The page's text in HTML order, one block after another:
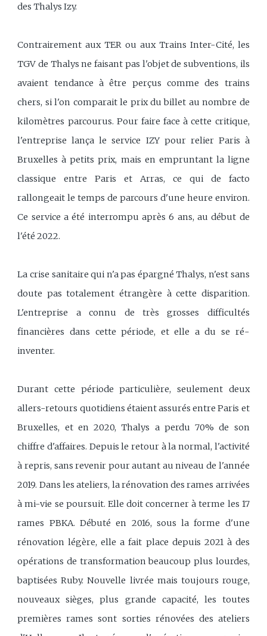
des Thalys Izy.
Contrairement aux TER ou aux Trains Inter-Cité, les
TGV de Thalys ne faisant pas l'objet de subventions, ils
avaient tendance à être perçus comme des trains
chers, si l'on comparait le prix du billet au nombre de
kilomètres parcourus. Pour faire face à cette critique,
l'entreprise lança le service IZY pour relier Paris à
Bruxelles à petits prix, mais en empruntant la ligne
classique entre Paris et Arras, ce qui de facto
rallongeait le temps de parcours d'une heure environ.
Ce service a été interrompu après 6 ans, au début de
l'été 2022.
La crise sanitaire qui n'a pas épargné Thalys, n'est sans
doute pas totalement étrangère à cette disparition.
L'entreprise a connu de très grosses difficultés
financières dans cette période, et elle a du se ré-
inventer.
Durant cette période particulière, seulement deux
allers-retours quotidiens étaient assurés entre Paris et
Bruxelles, et en 2020, Thalys a perdu 70% de son
chiffre d'affaires. Depuis le retour à la normal, l'activité
à repris, sans revenir pour autant au niveau de l'année
2019. Dans les ateliers, la rénovation des rames arrivées
à mi-vie se poursuit. Elle doit concerner à terme les 17
rames PBKA. Débuté en 2016, sous la forme d'une
rénovation légère, elle a fait place depuis 2021 à des
opérations de transformation beaucoup plus lourdes,
baptisées Ruby. Nouvelle livrée mais toujours rouge,
nouveaux sièges, plus grande capacité, les toutes
premières rames sont sorties rénovées des ateliers